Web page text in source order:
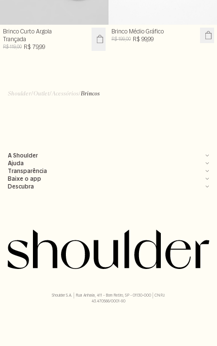
Brinco Curto Argola
Trançada
R$ 119,00 R$ 79,99
Brinco Médio Gráfico
R$ 199,00 R$ 99,99
Shoulder/Outlet/ Acessórios/Brincos
A Shoulder
Ajuda
Transparência
Baixe o app
Descubra
Shoulder S.A. | Rua Anhaia, 411 - Bom Retiro, SP - 01130-000 | CNPJ:
43.470566/0001-90